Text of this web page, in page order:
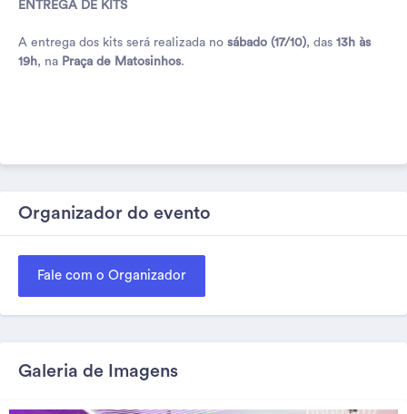
ENTREGA DE KITS
A entrega dos kits será realizada no sábado (17/10), das 13h às
19h, na Praça de Matosinhos.
Organizador do evento
Fale com o Organizador
Galeria de Imagens